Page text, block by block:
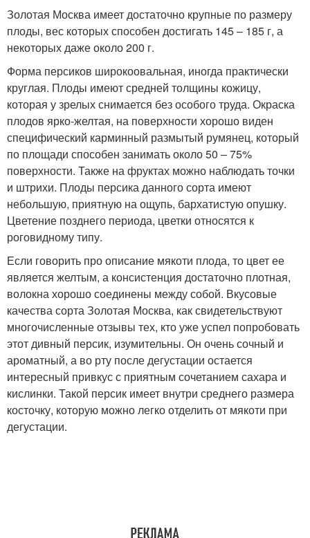
Золотая Москва имеет достаточно крупные по размеру
плоды, вес которых способен достигать 145 – 185 г, а
некоторых даже около 200 г.
Форма персиков широкоовальная, иногда практически
круглая. Плоды имеют средней толщины кожицу,
которая у зрелых снимается без особого труда. Окраска
плодов ярко-желтая, на поверхности хорошо виден
специфический карминный размытый румянец, который
по площади способен занимать около 50 – 75%
поверхности. Также на фруктах можно наблюдать точки
и штрихи. Плоды персика данного сорта имеют
небольшую, приятную на ощупь, бархатистую опушку.
Цветение позднего периода, цветки относятся к
роговидному типу.
Если говорить про описание мякоти плода, то цвет ее
является желтым, а консистенция достаточно плотная,
волокна хорошо соединены между собой. Вкусовые
качества сорта Золотая Москва, как свидетельствуют
многочисленные отзывы тех, кто уже успел попробовать
этот дивный персик, изумительны. Он очень сочный и
ароматный, а во рту после дегустации остается
интересный привкус с приятным сочетанием сахара и
кислинки. Такой персик имеет внутри среднего размера
косточку, которую можно легко отделить от мякоти при
дегустации.